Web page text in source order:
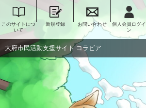
このサイトにつ
いて
新規登録 お問い合わせ
個人会員ログイ
ン
大府市民活動支援サイト コラビア